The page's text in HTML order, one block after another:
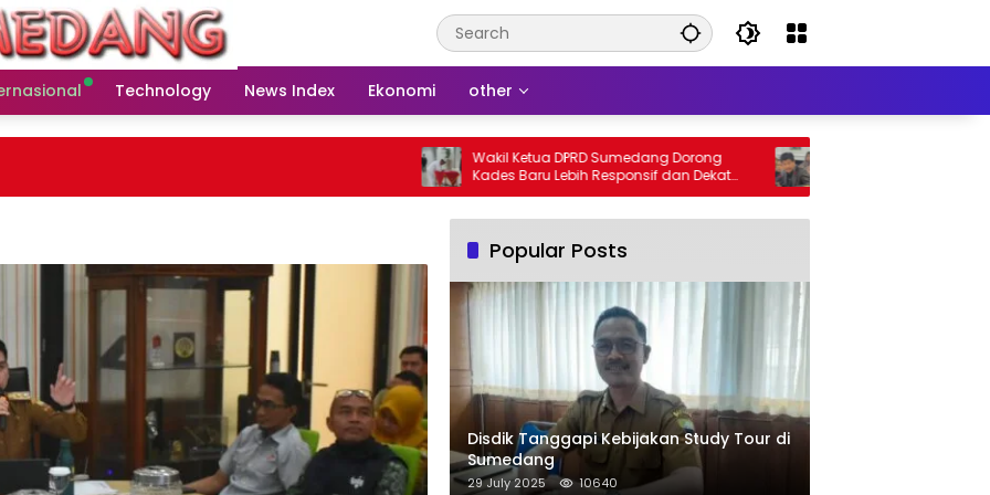
Technology News Index Ekonomi other
Wakil Ketua DPRD Sumedang Dorong
Kades Baru Lebih Responsif dan Dekat
Warga
DPRD Sumedang Fix-in Aturan
2026, Ini Isinya
Popular Posts
Disdik Tanggapi Kebijakan Study Tour di
Sumedang
29 July 2025 10640